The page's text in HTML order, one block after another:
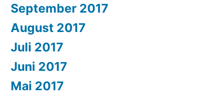
September 2017
August 2017
Juli 2017
Juni 2017
Mai 2017